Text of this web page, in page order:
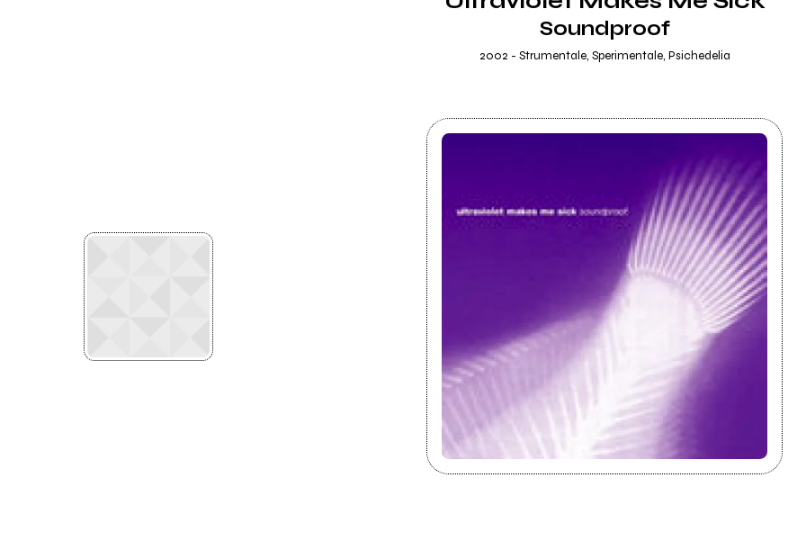
Soundproof
2002 - Strumentale, Sperimentale, Psichedelia